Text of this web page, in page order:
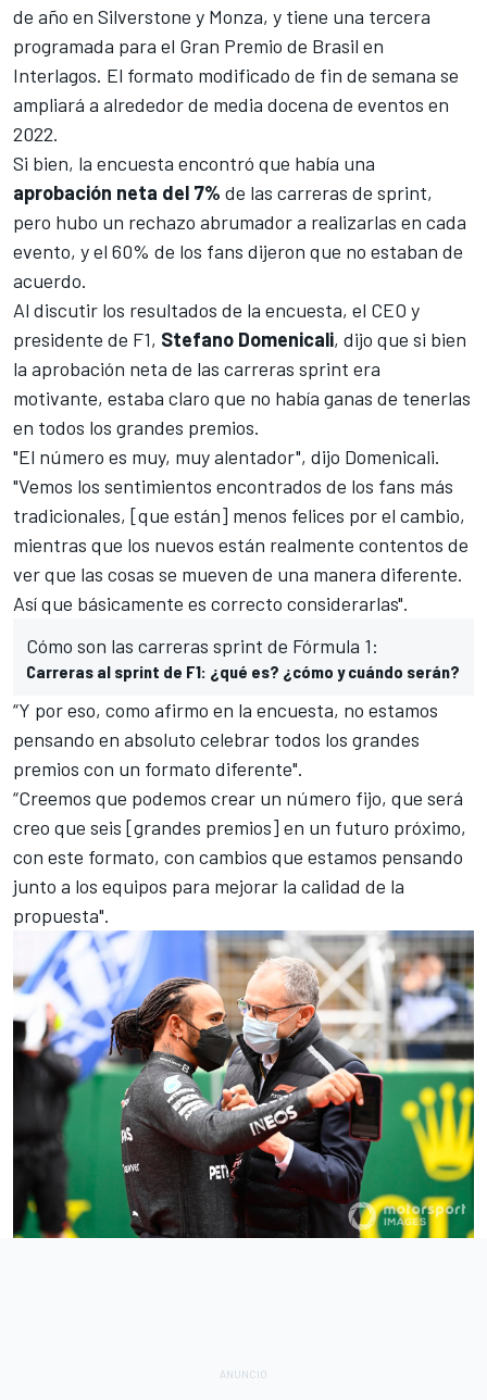
de año en Silverstone y Monza, y tiene una tercera
programada para el Gran Premio de Brasil en
Interlagos. El formato modificado de fin de semana se
ampliará a alrededor de media docena de eventos en
2022.
Si bien, la encuesta encontró que había una
aprobación neta del 7% de las carreras de sprint,
pero hubo un rechazo abrumador a realizarlas en cada
evento, y el 60% de los fans dijeron que no estaban de
acuerdo.
Al discutir los resultados de la encuesta, el CEO y
presidente de F1, Stefano Domenicali, dijo que si bien
la aprobación neta de las carreras sprint era
motivante, estaba claro que no había ganas de tenerlas
en todos los grandes premios.
"El número es muy, muy alentador", dijo Domenicali.
"Vemos los sentimientos encontrados de los fans más
tradicionales, [que están] menos felices por el cambio,
mientras que los nuevos están realmente contentos de
ver que las cosas se mueven de una manera diferente.
Así que básicamente es correcto considerarlas".
Cómo son las carreras sprint de Fórmula 1:
Carreras al sprint de F1: ¿qué es? ¿cómo y cuándo serán?
“Y por eso, como afirmo en la encuesta, no estamos
pensando en absoluto celebrar todos los grandes
premios con un formato diferente".
“Creemos que podemos crear un número fijo, que será
creo que seis [grandes premios] en un futuro próximo,
con este formato, con cambios que estamos pensando
junto a los equipos para mejorar la calidad de la
propuesta".